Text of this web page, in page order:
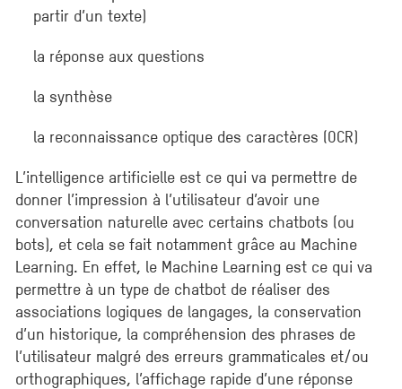
partir d’un texte)
la réponse aux questions
la synthèse
la reconnaissance optique des caractères (OCR)
L’intelligence artificielle est ce qui va permettre de
donner l’impression à l’utilisateur d’avoir une
conversation naturelle avec certains chatbots (ou
bots), et cela se fait notamment grâce au Machine
Learning. En effet, le Machine Learning est ce qui va
permettre à un type de chatbot de réaliser des
associations logiques de langages, la conservation
d’un historique, la compréhension des phrases de
l’utilisateur malgré des erreurs grammaticales et/ou
orthographiques, l’affichage rapide d’une réponse